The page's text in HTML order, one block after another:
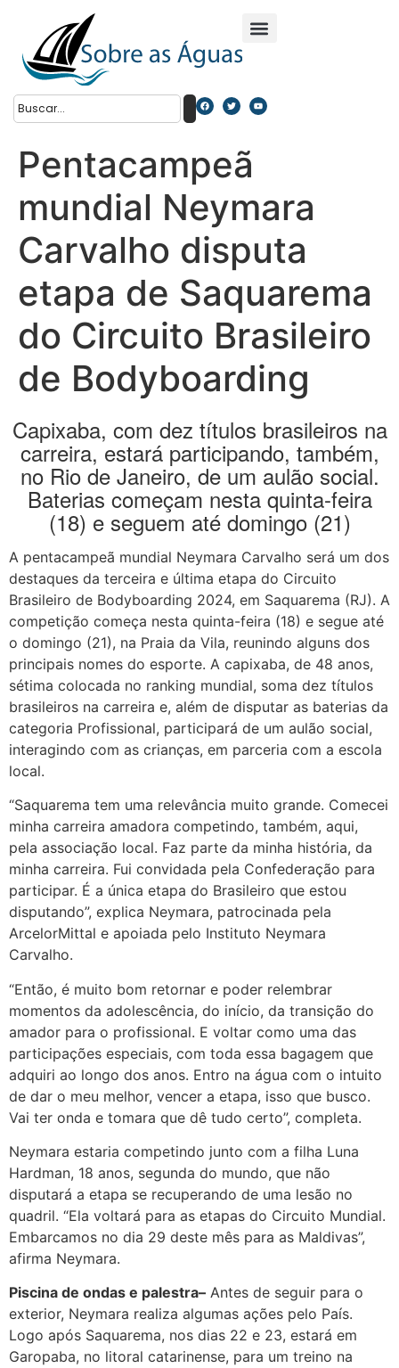
Pentacampeã
mundial Neymara
Carvalho disputa
etapa de Saquarema
do Circuito Brasileiro
de Bodyboarding
Capixaba, com dez títulos brasileiros na
carreira, estará participando, também,
no Rio de Janeiro, de um aulão social.
Baterias começam nesta quinta-feira
(18) e seguem até domingo (21)
A pentacampeã mundial Neymara Carvalho será um dos
destaques da terceira e última etapa do Circuito
Brasileiro de Bodyboarding 2024, em Saquarema (RJ). A
competição começa nesta quinta-feira (18) e segue até
o domingo (21), na Praia da Vila, reunindo alguns dos
principais nomes do esporte. A capixaba, de 48 anos,
sétima colocada no ranking mundial, soma dez títulos
brasileiros na carreira e, além de disputar as baterias da
categoria Profissional, participará de um aulão social,
interagindo com as crianças, em parceria com a escola
local.
“Saquarema tem uma relevância muito grande. Comecei
minha carreira amadora competindo, também, aqui,
pela associação local. Faz parte da minha história, da
minha carreira. Fui convidada pela Confederação para
participar. É a única etapa do Brasileiro que estou
disputando”, explica Neymara, patrocinada pela
ArcelorMittal e apoiada pelo Instituto Neymara
Carvalho.
“Então, é muito bom retornar e poder relembrar
momentos da adolescência, do início, da transição do
amador para o profissional. E voltar como uma das
participações especiais, com toda essa bagagem que
adquiri ao longo dos anos. Entro na água com o intuito
de dar o meu melhor, vencer a etapa, isso que busco.
Vai ter onda e tomara que dê tudo certo”, completa.
Neymara estaria competindo junto com a filha Luna
Hardman, 18 anos, segunda do mundo, que não
disputará a etapa se recuperando de uma lesão no
quadril. “Ela voltará para as etapas do Circuito Mundial.
Embarcamos no dia 29 deste mês para as Maldivas”,
afirma Neymara.
Piscina de ondas e palestra– Antes de seguir para o
exterior, Neymara realiza algumas ações pelo País.
Logo após Saquarema, nos dias 22 e 23, estará em
Garopaba, no litoral catarinense, para um treino na